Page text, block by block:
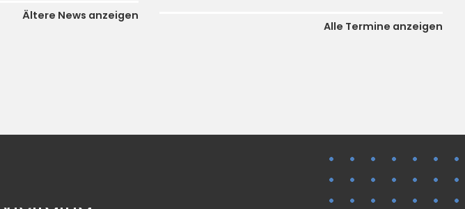
Ältere News anzeigen
Alle Termine anzeigen
kooperativ